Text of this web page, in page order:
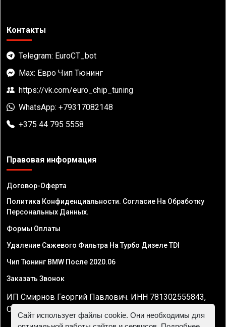
Контакты
Telegram: EuroCT_bot
Max: Евро Чип Тюнинг
https://vk.com/euro_chip_tuning
WhatsApp: +79317082148
+375 44 795 5558
Правовая информация
Договор-Оферта
Политика Конфиденциальности. Согласие На Обработку
Персональных Данных.
Формы Оплаты
Удаление Сажевого Фильтра На Турбо Дизеле TDI
Чип Тюнинг BMW После 2020.06
Заказать Звонок
ИП Смирнов Георгий Павлович. ИНН 781302555843,
ОГРНИП 324470400032610
Сайт использует файлы cookie. Они необходимы для